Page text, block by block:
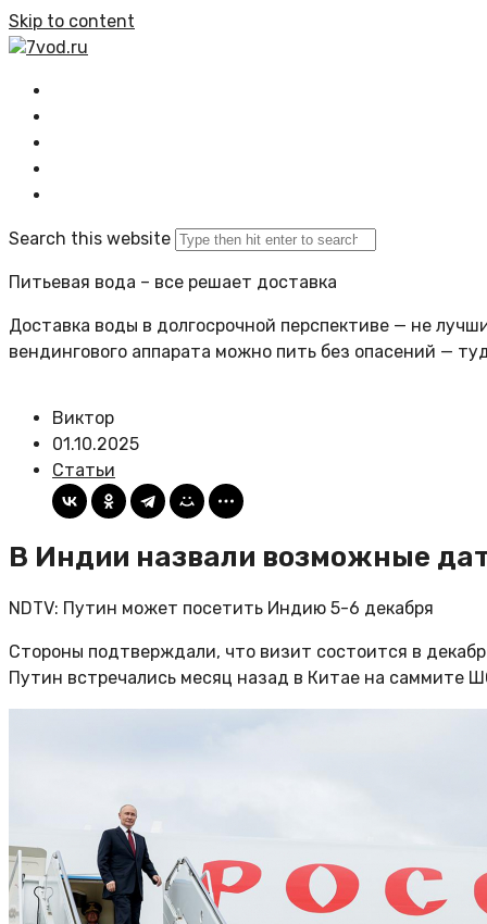
Skip to content
7vod.ru
Search this website
Питьевая вода – все решает доставка
Доставка воды в долгосрочной перспективе — не
вендингового аппарата можно пить без опасений —
Виктор
01.10.2025
Статьи
В Индии назвали возможные
NDTV: Путин может посетить Индию 5-6 декабря
Стороны подтверждали, что визит состоится в
Путин встречались месяц назад в Китае на саммите